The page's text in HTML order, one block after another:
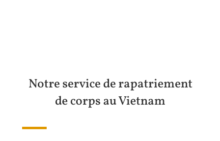
Notre service de rapatriement
de corps au Vietnam